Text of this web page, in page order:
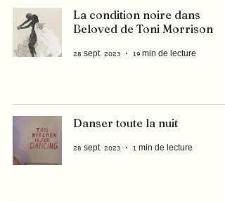
La condition noire dans
Beloved de Toni Morrison
28 sept. 2023 19 min de lecture
Danser toute la nuit
28 sept. 2023 1 min de lecture